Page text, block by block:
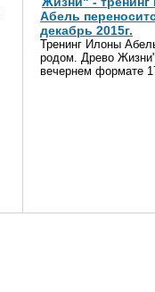
Абель
декабрь 2015г.
Тренинг Илоны
родом. Древо
вечернем формате